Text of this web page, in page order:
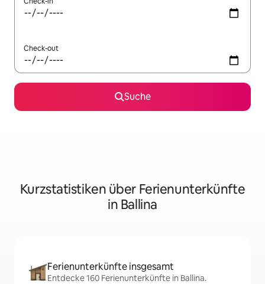
Check-out
Suche
Kurzstatistiken über Ferienunterkünfte
in Ballina
Ferienunterkünfte insgesamt
Entdecke 160 Ferienunterkünfte in Ballina.